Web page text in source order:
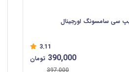
سی سامسونگ اورجینال
3.11
390,000 تومان